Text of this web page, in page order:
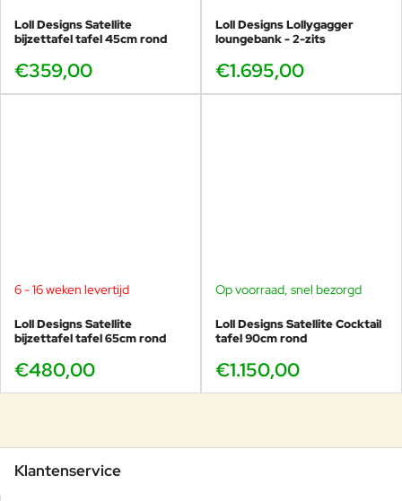
Loll Designs Satellite
bijzettafel tafel 45cm rond
€359,00
Loll Designs Lollygagger
loungebank - 2-zits
€1.695,00
6 - 16 weken levertijd
Loll Designs Satellite
bijzettafel tafel 65cm rond
€480,00
Op voorraad, snel bezorgd
Loll Designs Satellite Cocktail
tafel 90cm rond
€1.150,00
Klantenservice